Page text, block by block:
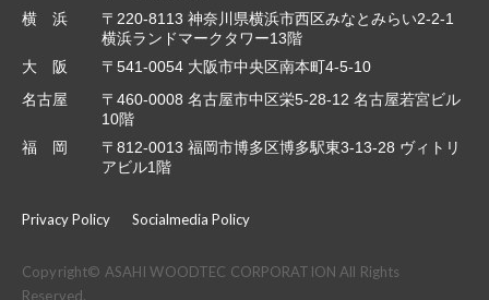
横 浜
〒220-8113 神奈川県横浜市西区みなとみらい2-2-1
横浜ランドマークタワー13階
大 阪
〒541-0054 大阪市中央区南本町4-5-10
名古屋
〒460-0008 名古屋市中区栄5-28-12 名古屋若宮ビル
10階
福 岡
〒812-0013 福岡市博多区博多駅東3-13-28 ヴィトリ
アビル1階
Privacy Policy Socialmedia Policy
Copyright© ASAHI WOODTEC CORPORATION All Rights
Reserved.